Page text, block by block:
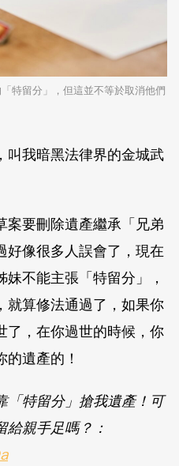
特留分」，但這並不等於取消他們
叫我暗黑法律界的金城武
案要刪除遺產繼承「兄弟
好像很多人誤會了，現在
不能主張「特留分」，
就算修法通過了，如果你
了，在你過世的時候，你
遺產的！
「特留分」搶我遺產！可
給親手足嗎？：